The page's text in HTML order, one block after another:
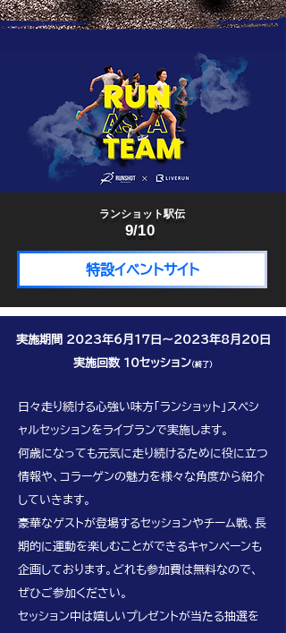
ランショット駅伝
9/10
特設イベントサイト
実施期間 2023年6月17日～2023年8月20日
​実施回数 10セッション(終了)
日々走り続ける心強い味方「ランショット」スペシ
ャルセッションをライブランで実施します。
​何歳になっても元気に走り続けるために役に立つ
情報や、コラーゲンの魅力を様々な角度から紹介
していきます。
豪華なゲストが登場するセッションやチーム戦、長
期的に運動を楽しむことができるキャンペーンも
企画しております。​どれも参加費は無料なので、
ぜひご参加ください。
​セッション中は嬉しいプレゼントが当たる抽選を